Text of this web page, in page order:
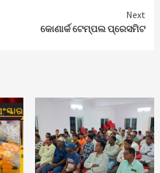
Next
କୋଣାର୍କ ଟେମ୍ପଲ ପ୍ରେସମିଟ